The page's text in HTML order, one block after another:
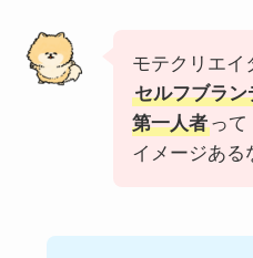
モテクリエイ
セルフブラ
第一人者って
イメージある